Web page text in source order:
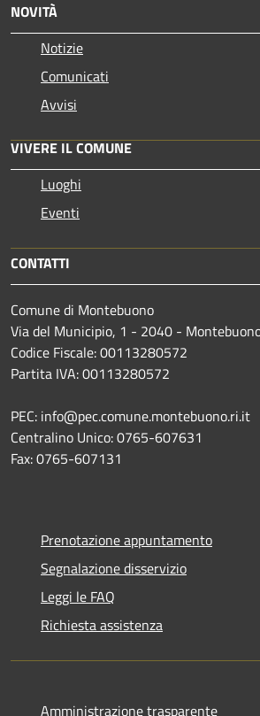
NOVITÀ
Notizie
Comunicati
Avvisi
VIVERE IL COMUNE
Luoghi
Eventi
CONTATTI
Comune di Montebuono
Via del Municipio, 1 - 2040 -
Codice Fiscale: 00113280572
Partita IVA: 00113280572
PEC: info@pec.comune.montebuono.ri.it
Centralino Unico: 0765-607631
Fax: 0765-607131
Prenotazione appuntamento
Segnalazione disservizio
Leggi le FAQ
Richiesta assistenza
Amministrazione trasparente